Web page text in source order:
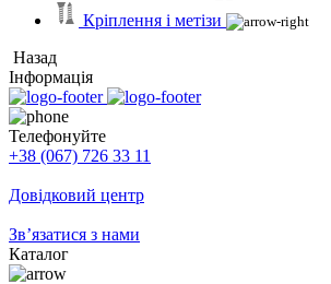
Кріплення і метізи
Назад
Інформація
Телефонуйте
+38 (067) 726 33 11
Довідковий центр
Зв’язатися з нами
Каталог